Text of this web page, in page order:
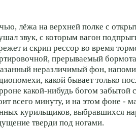
лёжа на верхней полке с
звук, с которым вагон
и скрип рессор во время
прерываемый
неразличимый фон,
какой бывает только
какой-нибудь богом забытой
всего минуту, и на этом фоне -
курильщиков, выбравшихся
тверди под ногами.